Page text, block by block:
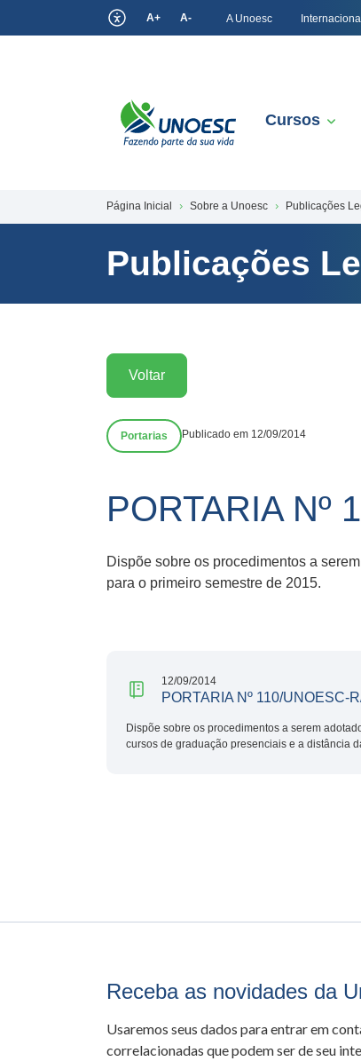
A+ A- A Unoesc
Cursos
Página Inicial Sobre a Unoesc Publicações
Publicações
Voltar
Portarias Publicado em 12/09/2014
PORTARIA Nº
Dispõe sobre os procedimentos a
para o primeiro semestre de 2015.
12/09/2014
PORTARIA Nº 110/UNOESC-
Dispõe sobre os procedimentos a serem
cursos de graduação presenciais e a distância
Receba as novidades da
Usaremos seus dados para entrar em
correlacionadas que podem ser de seu